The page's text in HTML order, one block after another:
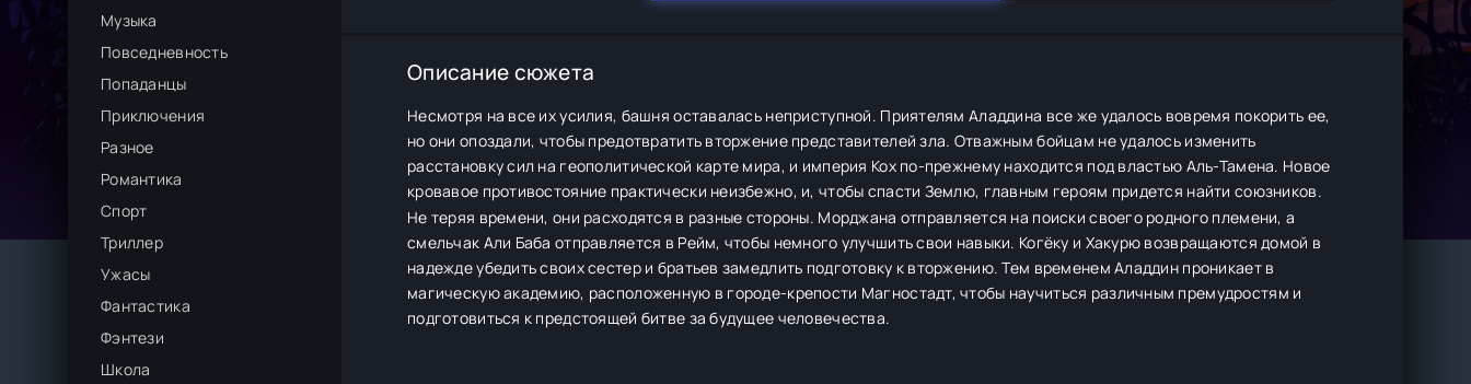
Музыка
Повседневность
Попаданцы
Приключения
Разное
Романтика
Спорт
Триллер
Ужасы
Фантастика
Фэнтези
Школа
Описание сюжета
Несмотря на все их усилия, башня оставалась неприступной. Приятелям Аладдина все же удалось вовремя покорить ее,
но они опоздали, чтобы предотвратить вторжение представителей зла. Отважным бойцам не удалось изменить
расстановку сил на геополитической карте мира, и империя Кох по-прежнему находится под властью Аль-Тамена. Новое
кровавое противостояние практически неизбежно, и, чтобы спасти Землю, главным героям придется найти союзников.
Не теряя времени, они расходятся в разные стороны. Морджана отправляется на поиски своего родного племени, а
смельчак Али Баба отправляется в Рейм, чтобы немного улучшить свои навыки. Когёку и Хакурю возвращаются домой в
надежде убедить своих сестер и братьев замедлить подготовку к вторжению. Тем временем Аладдин проникает в
магическую академию, расположенную в городе-крепости Магностадт, чтобы научиться различным премудростям и
подготовиться к предстоящей битве за будущее человечества.